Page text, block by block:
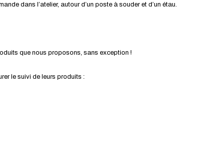
dans l’atelier, autour d’un poste à souder et d’un étau.
que nous proposons, sans exception !
le suivi de leurs produits :